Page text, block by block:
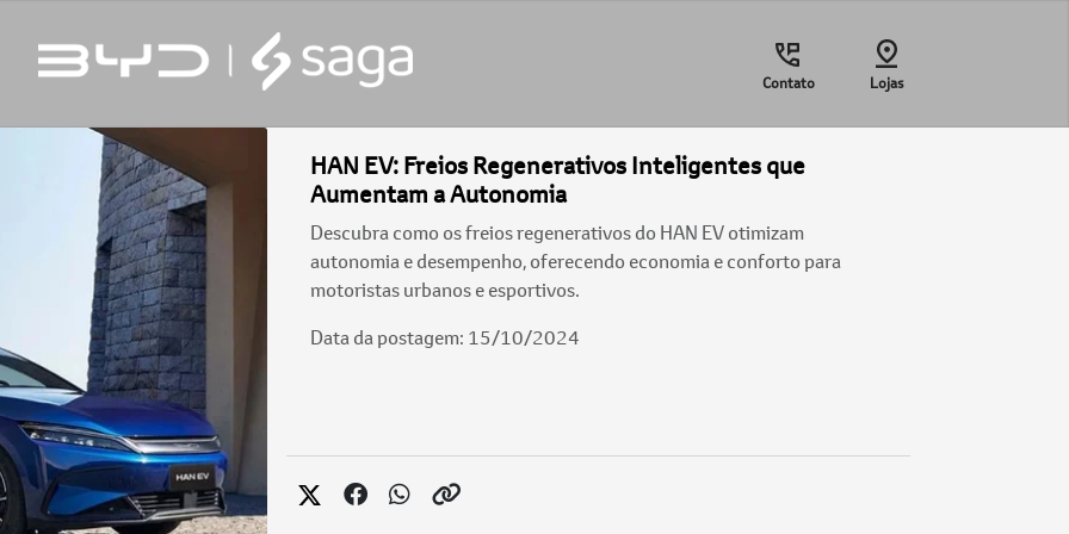
Contato Lojas
HAN EV: Freios Regenerativos Inteligentes que
Aumentam a Autonomia
Descubra como os freios regenerativos do HAN EV otimizam
autonomia e desempenho, oferecendo economia e conforto para
motoristas urbanos e esportivos.
Data da postagem: 15/10/2024